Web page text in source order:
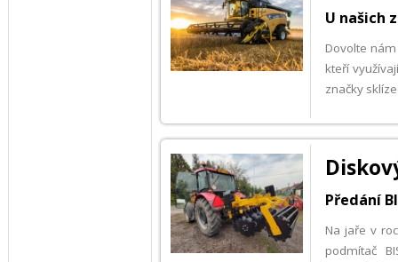
U našich
Dovolte
kteří
značky
Předání
Na jaře v
podmítač